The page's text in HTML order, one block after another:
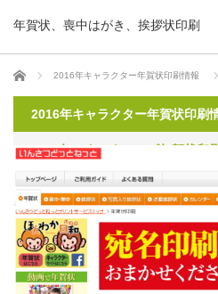
年賀状、喪中はがき、挨拶状印刷
ホーム 2016年キャラクター年賀状印刷情報
2016年キャラクター年賀状印刷
2016年スターウォーズ年賀状印